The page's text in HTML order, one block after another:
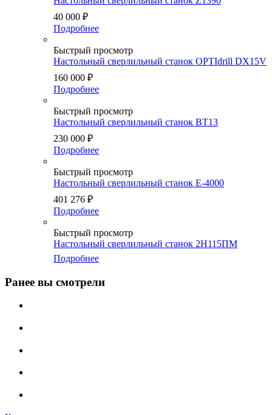
40 000 ₽
Подробнее
Быстрый просмотр
Настольный сверлильный станок OPTIdrill DX15V
160 000 ₽
Подробнее
Быстрый просмотр
Настольный сверлильный станок BT13
230 000 ₽
Подробнее
Быстрый просмотр
Настольный сверлильный станок E-4000
401 276 ₽
Подробнее
Быстрый просмотр
Настольный сверлильный станок 2Н115ПМ
Подробнее
Ранее вы смотрели